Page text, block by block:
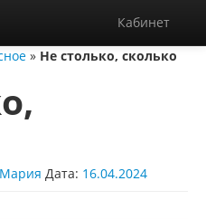
Кабинет
» Не столько, сколько
Мария Дата: 16.04.2024